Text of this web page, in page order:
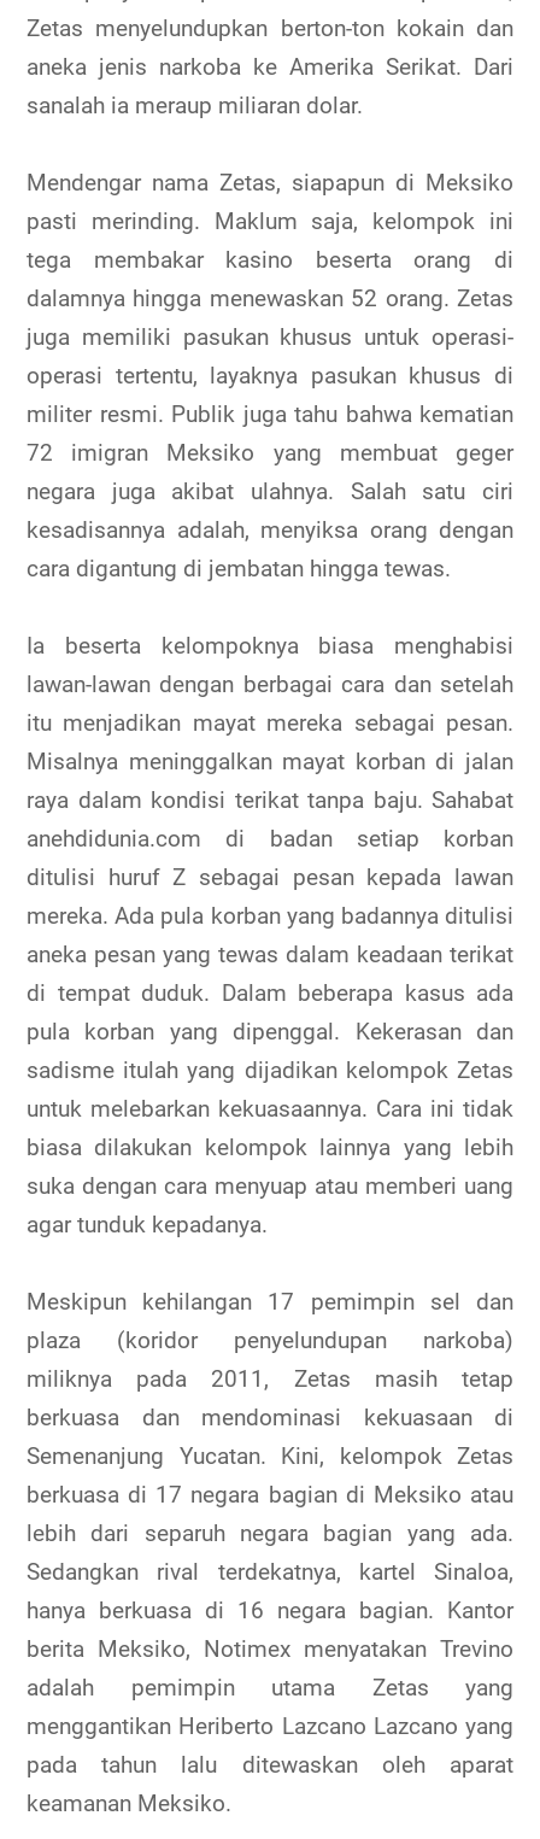
Zetas menyelundupkan berton-ton kokain dan
aneka jenis narkoba ke Amerika Serikat. Dari
sanalah ia meraup miliaran dolar.
Mendengar nama Zetas, siapapun di Meksiko
pasti merinding. Maklum saja, kelompok ini
tega membakar kasino beserta orang di
dalamnya hingga menewaskan 52 orang. Zetas
juga memiliki pasukan khusus untuk operasi-
operasi tertentu, layaknya pasukan khusus di
militer resmi. Publik juga tahu bahwa kematian
72 imigran Meksiko yang membuat geger
negara juga akibat ulahnya. Salah satu ciri
kesadisannya adalah, menyiksa orang dengan
cara digantung di jembatan hingga tewas.
Ia beserta kelompoknya biasa menghabisi
lawan-lawan dengan berbagai cara dan setelah
itu menjadikan mayat mereka sebagai pesan.
Misalnya meninggalkan mayat korban di jalan
raya dalam kondisi terikat tanpa baju. Sahabat
anehdidunia.com di badan setiap korban
ditulisi huruf Z sebagai pesan kepada lawan
mereka. Ada pula korban yang badannya ditulisi
aneka pesan yang tewas dalam keadaan terikat
di tempat duduk. Dalam beberapa kasus ada
pula korban yang dipenggal. Kekerasan dan
sadisme itulah yang dijadikan kelompok Zetas
untuk melebarkan kekuasaannya. Cara ini tidak
biasa dilakukan kelompok lainnya yang lebih
suka dengan cara menyuap atau memberi uang
agar tunduk kepadanya.
Meskipun kehilangan 17 pemimpin sel dan
plaza (koridor penyelundupan narkoba)
miliknya pada 2011, Zetas masih tetap
berkuasa dan mendominasi kekuasaan di
Semenanjung Yucatan. Kini, kelompok Zetas
berkuasa di 17 negara bagian di Meksiko atau
lebih dari separuh negara bagian yang ada.
Sedangkan rival terdekatnya, kartel Sinaloa,
hanya berkuasa di 16 negara bagian. Kantor
berita Meksiko, Notimex menyatakan Trevino
adalah pemimpin utama Zetas yang
menggantikan Heriberto Lazcano Lazcano yang
pada tahun lalu ditewaskan oleh aparat
keamanan Meksiko.